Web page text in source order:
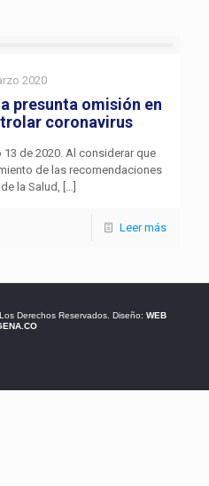
2020
presunta omisión en
coronavirus
de 2020. Al considerar que
de las recomendaciones
la Salud, […]
Leer más
Derechos Reservados. Diseño: WEB